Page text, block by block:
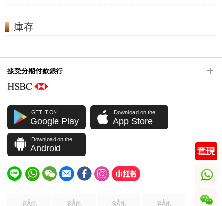
庫存
接受分期付款銀行
GET IT ON
Google Play
Download on the
App Store
Download on the
Android
whatsapp